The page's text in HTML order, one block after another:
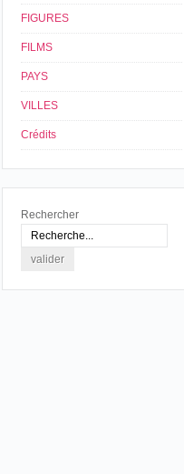
FIGURES
FILMS
PAYS
VILLES
Crédits
Rechercher